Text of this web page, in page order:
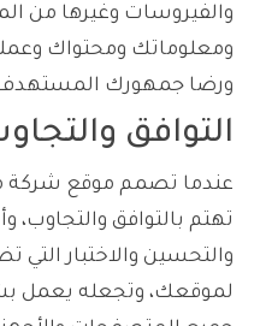
والفيروسات وغيرها من
ومعلوماتك ومحتواك
ورضا جمهورك
التوافق
عندما تصمم موقع شركة
تهتم بالتوافق والتجاوب،
والتحسين والاختبار
لموقعك، وتجعله